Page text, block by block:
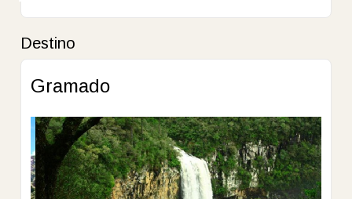
Destino
Gramado